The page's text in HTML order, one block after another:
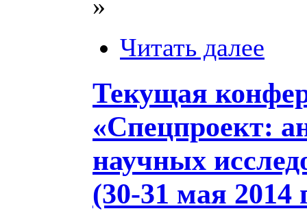
»
Читать далее
Текущая
«Спецпроект:
научных
(30-31 мая 2014